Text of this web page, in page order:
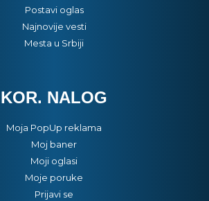
Postavi oglas
Najnovije vesti
Mesta u Srbiji
KOR. NALOG
Moja PopUp reklama
Moj baner
Moji oglasi
Moje poruke
Prijavi se